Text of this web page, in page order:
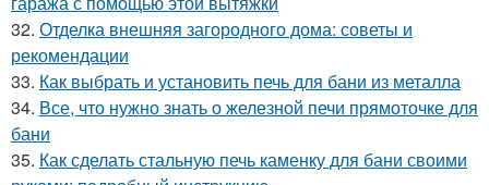
32. Отделка внешняя загородного дома: советы и
рекомендации
33. Как выбрать и установить печь для бани из металла
34. Все, что нужно знать о железной печи прямоточке для
бани
35. Как сделать стальную печь каменку для бани своими